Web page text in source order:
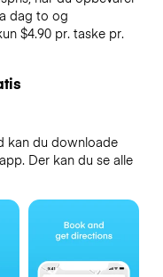
dag to og
$4.90 pr. taske pr.
kan du downloade
Der kan du se alle